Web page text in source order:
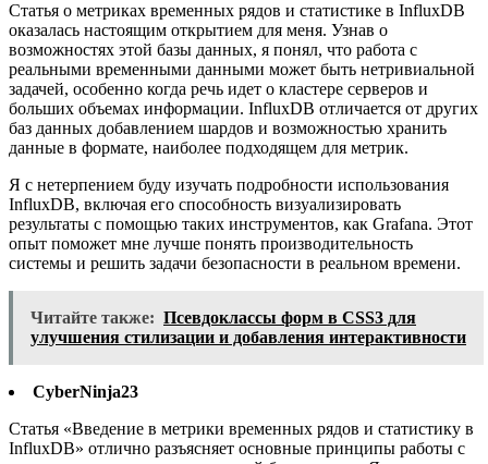
Статья о метриках временных рядов и статистике в InfluxDB
оказалась настоящим открытием для меня. Узнав о
возможностях этой базы данных, я понял, что работа с
реальными временными данными может быть нетривиальной
задачей, особенно когда речь идет о кластере серверов и
больших объемах информации. InfluxDB отличается от других
баз данных добавлением шардов и возможностью хранить
данные в формате, наиболее подходящем для метрик.
Я с нетерпением буду изучать подробности использования
InfluxDB, включая его способность визуализировать
результаты с помощью таких инструментов, как Grafana. Этот
опыт поможет мне лучше понять производительность
системы и решить задачи безопасности в реальном времени.
Читайте также: Псевдоклассы форм в CSS3 для
улучшения стилизации и добавления интерактивности
CyberNinja23
Статья «Введение в метрики временных рядов и статистику в
InfluxDB» отлично разъясняет основные принципы работы с